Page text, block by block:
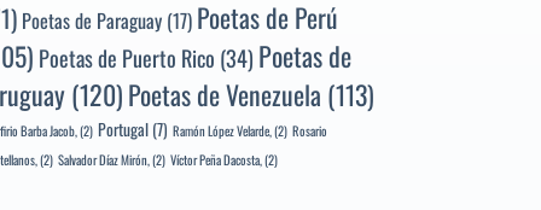
Poetas de Paraguay (17) Poetas de Perú
Poetas de Puerto Rico (34) Poetas de
(120)Poetas de Venezuela (113)
Barba Jacob,(2) Portugal (7) Ramón López Velarde,(2) Rosario
(2) Salvador Díaz Mirón,(2) Víctor Peña Dacosta,(2)